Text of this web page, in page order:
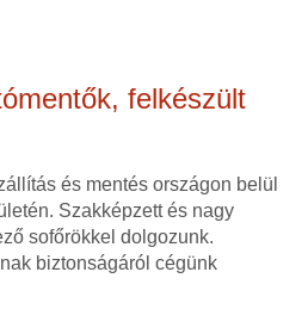
felkészült
és mentés országon belül
Szakképzett és nagy
sofőrökkel dolgozunk.
biztonságáról cégünk